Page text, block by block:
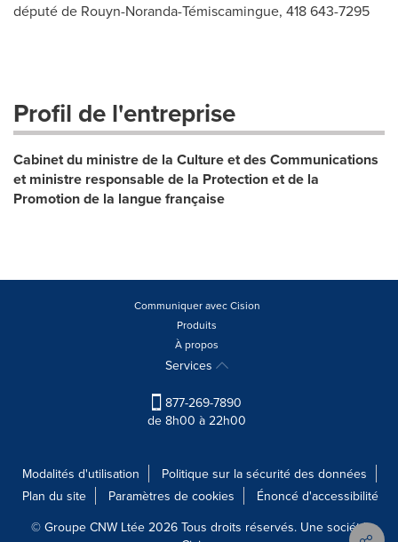
député de Rouyn-Noranda-Témiscamingue, 418 643-7295
Profil de l'entreprise
Cabinet du ministre de la Culture et des Communications
et ministre responsable de la Protection et de la
Promotion de la langue française
Communiquer avec Cision
Produits
À propos
Services
877-269-7890
de 8h00 à 22h00
Modalités d'utilisation
Politique sur la sécurité des données
Plan du site
Paramètres de cookies
Énoncé d'accessibilité
© Groupe CNW Ltée 2026 Tous droits réservés. Une société